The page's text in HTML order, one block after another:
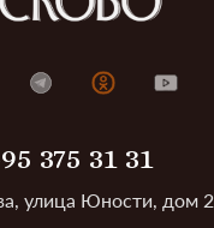
375 31 31
улица Юности, дом 2